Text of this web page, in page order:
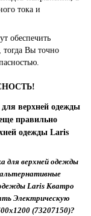
тока и
обеспечить
тогда Вы точно
верхней одежды
правильно
одежды Laris
для верхней одежды
Laris Кватро
Электрическую
(73207150)?